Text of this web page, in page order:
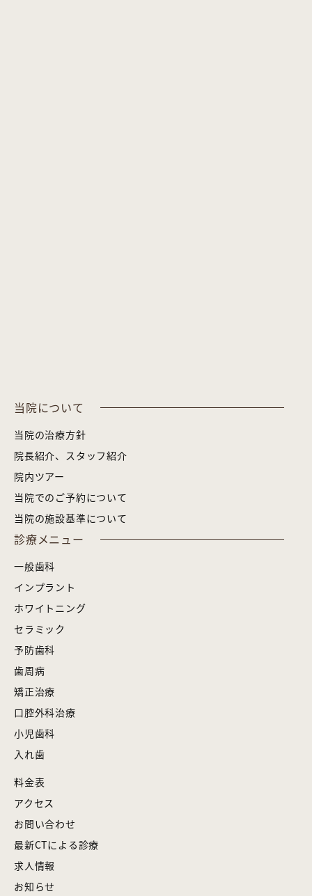
当院について
当院の治療方針
院長紹介、スタッフ紹介
院内ツアー
当院でのご予約について
当院の施設基準について
診療メニュー
一般歯科
インプラント
ホワイトニング
セラミック
予防歯科
歯周病
矯正治療
口腔外科治療
小児歯科
入れ歯
料金表
アクセス
お問い合わせ
最新CTによる診療
求人情報
お知らせ